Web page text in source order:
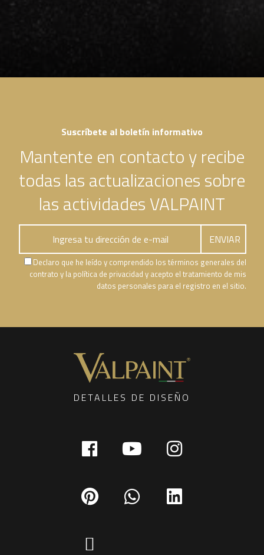
Suscríbete al boletín informativo
Mantente en contacto y recibe
todas las actualizaciones sobre
las actividades VALPAINT
Declaro que he leído y comprendido los términos generales del
contrato y la política de privacidad y acepto el tratamiento de mis
datos personales para el registro en el sitio.
DETALLES DE DISEÑO